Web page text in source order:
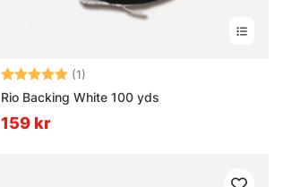
Betyg: (1)
Rio Backing White 100 yds
159 kr